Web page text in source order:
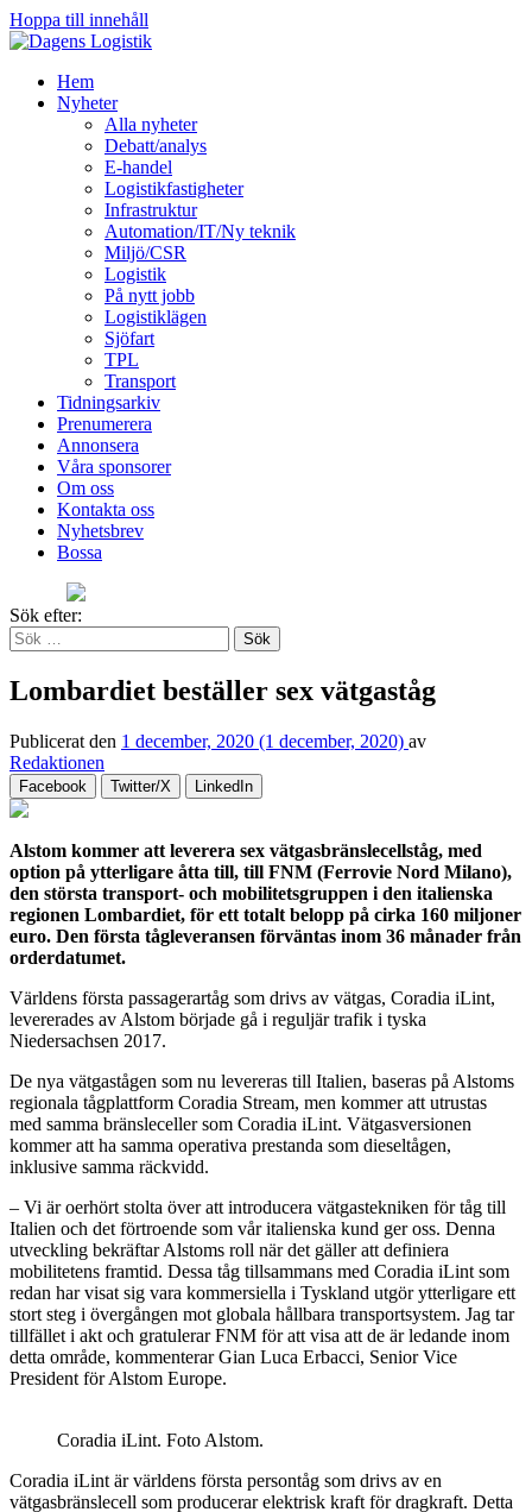
Hoppa till innehåll
Hem
Nyheter
Alla nyheter
Debatt/analys
E-handel
Logistikfastigheter
Infrastruktur
Automation/IT/Ny teknik
Miljö/CSR
Logistik
På nytt jobb
Logistiklägen
Sjöfart
TPL
Transport
Tidningsarkiv
Prenumerera
Annonsera
Våra sponsorer
Om oss
Kontakta oss
Nyhetsbrev
Bossa
Sök efter:
Lombardiet beställer sex vätgaståg
Publicerat den 1 december, 2020 (1 december, 2020) av
Redaktionen
Facebook Twitter/X LinkedIn
Alstom kommer att leverera sex vätgasbränslecellståg, med
option på ytterligare åtta till, till FNM (Ferrovie Nord Milano),
den största transport- och mobilitetsgruppen i den italienska
regionen Lombardiet, för ett totalt belopp på cirka 160 miljoner
euro. Den första tågleveransen förväntas inom 36 månader från
orderdatumet.
Världens första passagerartåg som drivs av vätgas, Coradia iLint,
levererades av Alstom började gå i reguljär trafik i tyska
Niedersachsen 2017.
De nya vätgastågen som nu levereras till Italien, baseras på Alstoms
regionala tågplattform Coradia Stream, men kommer att utrustas
med samma bränsleceller som Coradia iLint. Vätgasversionen
kommer att ha samma operativa prestanda som dieseltågen,
inklusive samma räckvidd.
– Vi är oerhört stolta över att introducera vätgastekniken för tåg till
Italien och det förtroende som vår italienska kund ger oss. Denna
utveckling bekräftar Alstoms roll när det gäller att definiera
mobilitetens framtid. Dessa tåg tillsammans med Coradia iLint som
redan har visat sig vara kommersiella i Tyskland utgör ytterligare ett
stort steg i övergången mot globala hållbara transportsystem. Jag tar
tillfället i akt och gratulerar FNM för att visa att de är ledande inom
detta område, kommenterar Gian Luca Erbacci, Senior Vice
President för Alstom Europe.
Coradia iLint. Foto Alstom.
Coradia iLint är världens första persontåg som drivs av en
vätgasbränslecell som producerar elektrisk kraft för dragkraft. Detta